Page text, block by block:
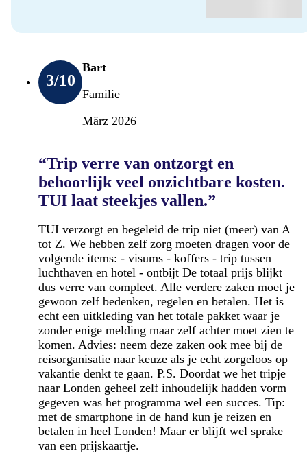
3/10
Bart
Familie
März 2026
“Trip verre van ontzorgt en
behoorlijk veel onzichtbare kosten.
TUI laat steekjes vallen.”
TUI verzorgt en begeleid de trip niet (meer) van A
tot Z. We hebben zelf zorg moeten dragen voor de
volgende items: - visums - koffers - trip tussen
luchthaven en hotel - ontbijt De totaal prijs blijkt
dus verre van compleet. Alle verdere zaken moet je
gewoon zelf bedenken, regelen en betalen. Het is
echt een uitkleding van het totale pakket waar je
zonder enige melding maar zelf achter moet zien te
komen. Advies: neem deze zaken ook mee bij de
reisorganisatie naar keuze als je echt zorgeloos op
vakantie denkt te gaan. P.S. Doordat we het tripje
naar Londen geheel zelf inhoudelijk hadden vorm
gegeven was het programma wel een succes. Tip:
met de smartphone in de hand kun je reizen en
betalen in heel Londen! Maar er blijft wel sprake
van een prijskaartje.